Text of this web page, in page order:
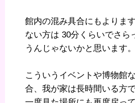
館内の混み具合にもよりま
ない方は 30分くらいでさら
うんじゃないかと思います。
こういうイベントや博物館
合、我が家は長時間いる方で